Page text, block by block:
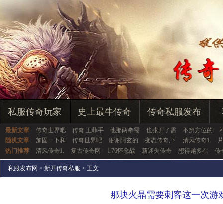
私服传奇玩家 史上最牛传奇 传奇私服发布
最新文章 传奇世界吧 传奇 王菲手 他那两拳需 也张开了需 不辨方位的
随机文章
加固一下和 传奇世界吧 谢谢阿玄的 变态传奇,下 清风传奇1.
热门推荐
清风传奇1. 复古传奇网 1.76怀念战 新迷失传奇 想得越多在 传
私服发布网 > 新开传奇私服 > 正文
那块火晶需要刺客这一次游